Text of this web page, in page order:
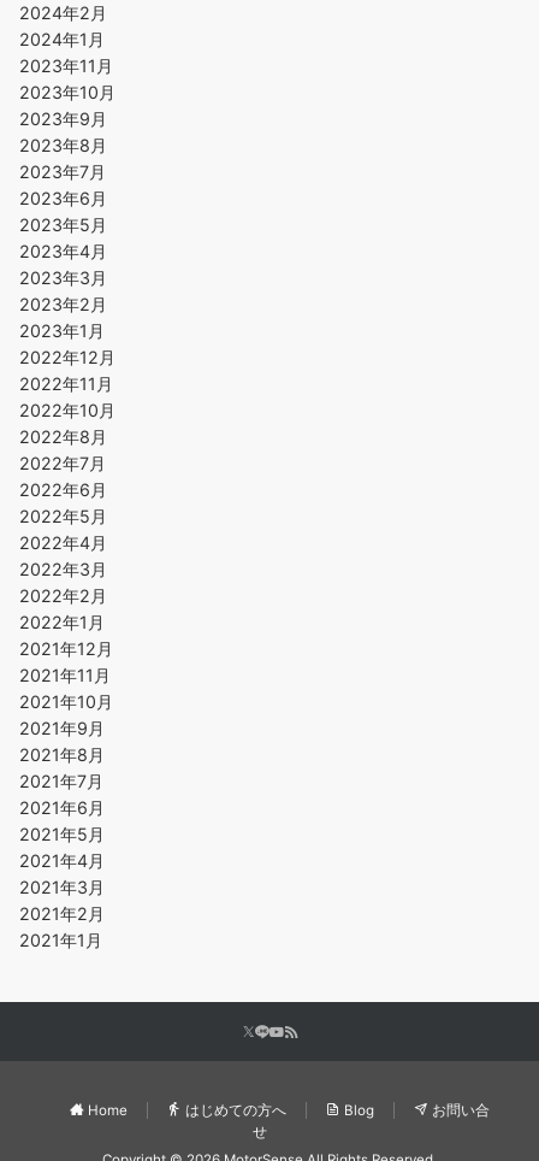
2024年2月
2024年1月
2023年11月
2023年10月
2023年9月
2023年8月
2023年7月
2023年6月
2023年5月
2023年4月
2023年3月
2023年2月
2023年1月
2022年12月
2022年11月
2022年10月
2022年8月
2022年7月
2022年6月
2022年5月
2022年4月
2022年3月
2022年2月
2022年1月
2021年12月
2021年11月
2021年10月
2021年9月
2021年8月
2021年7月
2021年6月
2021年5月
2021年4月
2021年3月
2021年2月
2021年1月
Home はじめての方へ Blog
お問い合
せ